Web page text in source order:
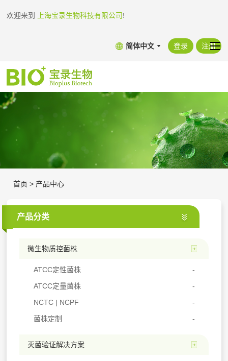
欢迎来到 上海宝录生物科技有限公司!
简体中文 登录 注册
首页 > 产品中心
产品分类
微生物质控菌株
ATCC定性菌株
ATCC定量菌株
NCTC | NCPF
菌株定制
灭菌验证解决方案